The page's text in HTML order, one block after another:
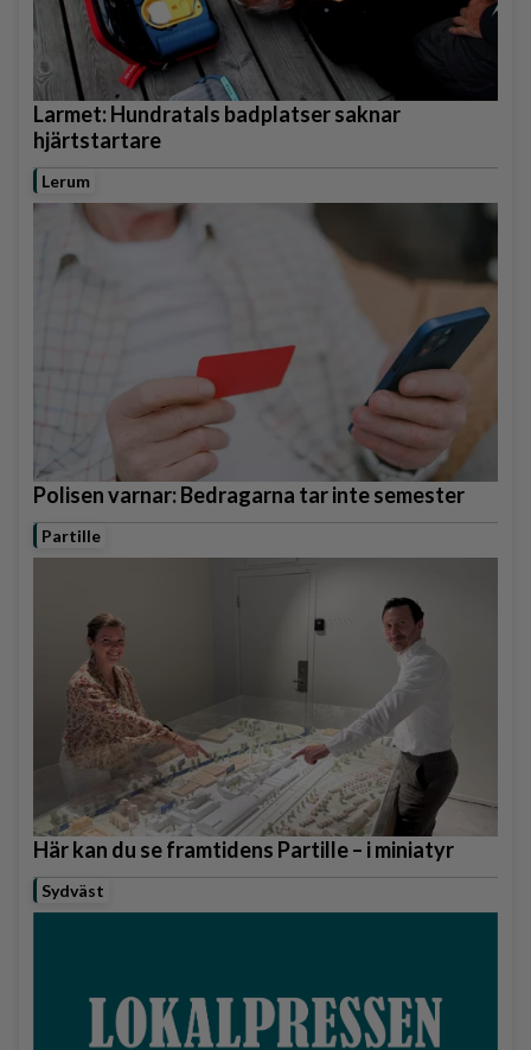
Larmet: Hundratals badplatser saknar
hjärtstartare
Lerum
Polisen varnar: Bedragarna tar inte semester
Partille
Här kan du se framtidens Partille – i miniatyr
Sydväst